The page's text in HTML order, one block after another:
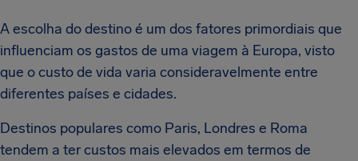
A escolha do destino é um dos fatores primordiais que
influenciam os gastos de uma viagem à Europa, visto
que o custo de vida varia consideravelmente entre
diferentes países e cidades.
Destinos populares como Paris, Londres e Roma
tendem a ter custos mais elevados em termos de